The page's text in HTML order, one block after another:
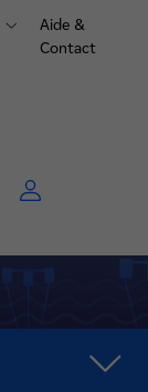
Aide &
Contact